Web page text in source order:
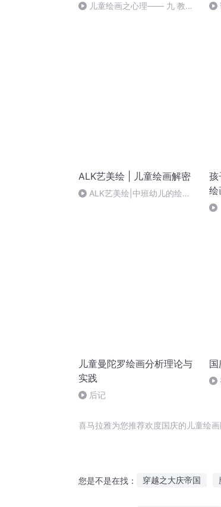
儿童绘画之心理—— 九 教育
ALK艺美绘 | 儿童绘画解密
ALK艺美绘|中班幼儿的绘画
孩
绘
儿童曼陀罗绘画分析理论与
实践
后记
喜马拉雅为您推荐欢度国庆的儿童绘
您是不是在找： 穿越之大庆帝国